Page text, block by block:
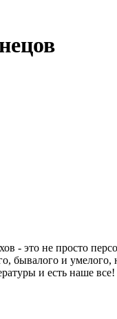
это не просто
бывалого и
и есть наше